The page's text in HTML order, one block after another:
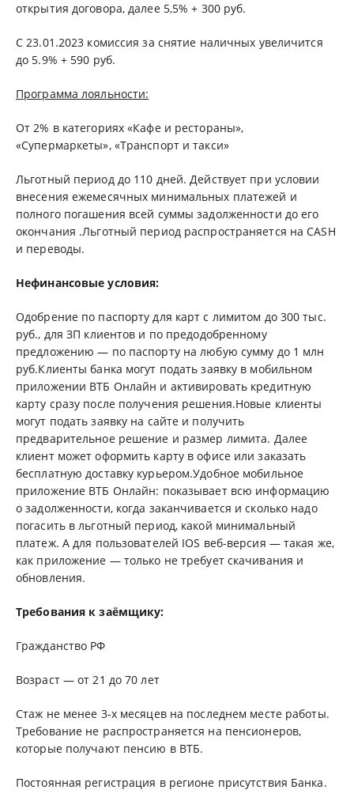
открытия договора, далее 5,5% + 300 руб.
С 23.01.2023 комиссия за снятие наличных увеличится
до 5.9% + 590 руб.
Программа лояльности:
От 2% в категориях «Кафе и рестораны»,
«Супермаркеты», «Транспорт и такси»
Льготный период до 110 дней. Действует при условии
внесения ежемесячных минимальных платежей и
полного погашения всей суммы задолженности до его
окончания .Льготный период распространяется на CASH
и переводы.
Нефинансовые условия:
Одобрение по паспорту для карт с лимитом до 300 тыс.
руб., для ЗП клиентов и по предодобренному
предложению — по паспорту на любую сумму до 1 млн
руб.Клиенты банка могут подать заявку в мобильном
приложении ВТБ Онлайн и активировать кредитную
карту сразу после получения решения.Новые клиенты
могут подать заявку на сайте и получить
предварительное решение и размер лимита. Далее
клиент может оформить карту в офисе или заказать
бесплатную доставку курьером.Удобное мобильное
приложение ВТБ Онлайн: показывает всю информацию
о задолженности, когда заканчивается и сколько надо
погасить в льготный период, какой минимальный
платеж. А для пользователей IOS веб-версия — такая же,
как приложение — только не требует скачивания и
обновления.
Требования к заёмщику:
Гражданство РФ
Возраст — от 21 до 70 лет
Стаж не менее 3-х месяцев на последнем месте работы.
Требование не распространяется на пенсионеров,
которые получают пенсию в ВТБ.
Постоянная регистрация в регионе присутствия Банка.